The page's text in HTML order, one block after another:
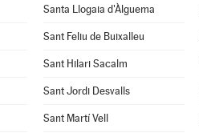
Santa Llogaia d'Àlguema
Sant Feliu de Buixalleu
Sant Hilari Sacalm
Sant Jordi Desvalls
Sant Martí Vell